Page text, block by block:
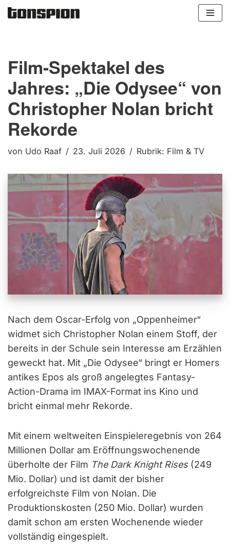
Film-Spektakel des
Jahres: „Die Odysee“ von
Christopher Nolan bricht
Rekorde
von Udo Raaf 23. Juli 2026 Rubrik: Film & TV
Nach dem Oscar-Erfolg von „Oppenheimer“
widmet sich Christopher Nolan einem Stoff, der
bereits in der Schule sein Interesse am Erzählen
geweckt hat. Mit „Die Odysee“ bringt er Homers
antikes Epos als groß angelegtes Fantasy-
Action-Drama im IMAX-Format ins Kino und
bricht einmal mehr Rekorde.
Mit einem weltweiten Einspieleregebnis von 264
Millionen Dollar am Eröffnungswochenende
überholte der Film The Dark Knight Rises(249
Mio. Dollar) und ist damit der bisher
erfolgreichste Film von Nolan. Die
Produktionskosten (250 Mio. Dollar) wurden
damit schon am ersten Wochenende wieder
vollständig eingespielt.